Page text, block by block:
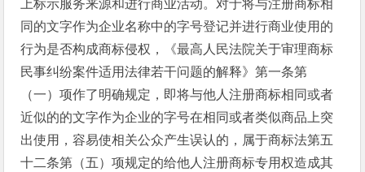
上标示服务来源和进行商业活动。对于将与注册商标相
同的文字作为企业名称中的字号登记并进行商业使用的
行为是否构成商标侵权，《最高人民法院关于审理商标
民事纠纷案件适用法律若干问题的解释》第一条第
（一）项作了明确规定，即将与他人注册商标相同或者
近似的的文字作为企业的字号在相同或者类似商品上突
出使用，容易使相关公众产生误认的，属于商标法第五
十二条第（五）项规定的给他人注册商标专用权造成其